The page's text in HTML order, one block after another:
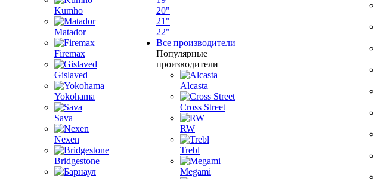
Kumho
Matador
Firemax
Gislaved
Yokohama
Sava
Nexen
Bridgestone
20"
21"
22"
Все производители
Популярные
производители
Alcasta
Cross Street
RW
Trebl
Megami